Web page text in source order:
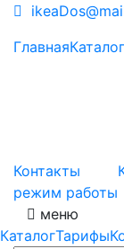
ГлавнаяКаталог
Контакты
режим работы
меню
КаталогТарифы